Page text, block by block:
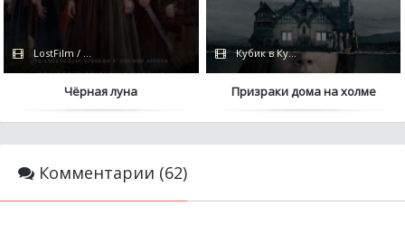
LostFilm / Netflix
Чёрная луна
Кубик в Кубе
Призраки дома на холме
Комментарии (62)